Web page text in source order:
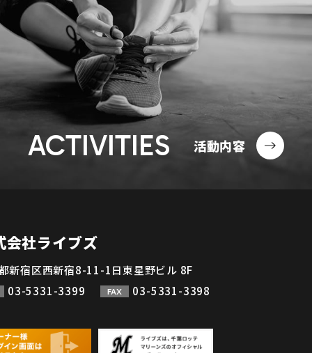
ACTIVITIES 活動内容
会社ライブズ
新宿区西新宿8-11-1日東星野ビル 8F
03-5331-3399
FAX 03-5331-3398